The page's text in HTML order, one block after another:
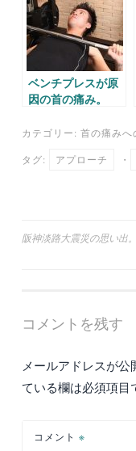
ベンチプレスが原
因の首の痛み。
カテゴリー: 首の痛みへ
タグ: アプローチ ・
投
ー
シ
ン
阪神淡路大震災の思い出。
コメントを残す
メールアドレスが公
ている欄は必須項目
コメント ※